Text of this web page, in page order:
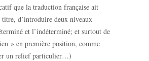
que la traduction française ait
titre, d’introduire deux niveaux
et l’indéterminé; et surtout de
» en première position, comme
un relief particulier…)